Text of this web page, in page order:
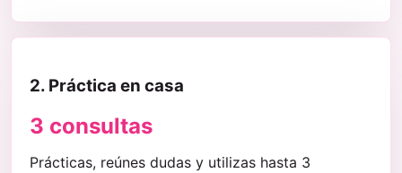
2. Práctica en casa
3 consultas
Prácticas, reúnes dudas y utilizas hasta 3